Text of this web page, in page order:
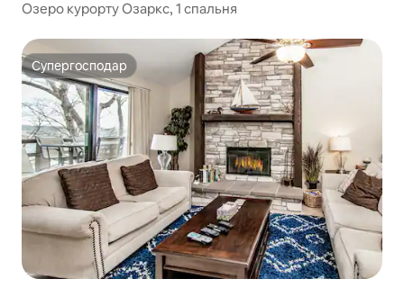
Озеро курорту Озаркс, 1 спальня
Супергосподар
Супергосподар